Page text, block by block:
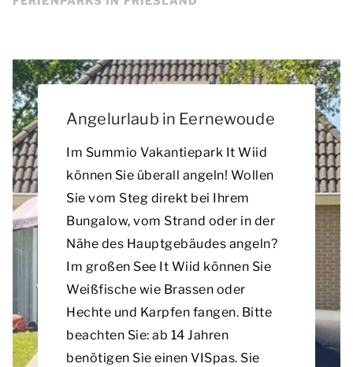
Angelurlaub in Eernewoude
Im Summio Vakantiepark It Wiid
können Sie überall angeln! Wollen
Sie vom Steg direkt bei Ihrem
Bungalow, vom Strand oder in der
Nähe des Hauptgebäudes angeln?
Im großen See It Wiid können Sie
Weißfische wie Brassen oder
Hechte und Karpfen fangen. Bitte
beachten Sie: ab 14 Jahren
benötigen Sie einen VISpas. Sie